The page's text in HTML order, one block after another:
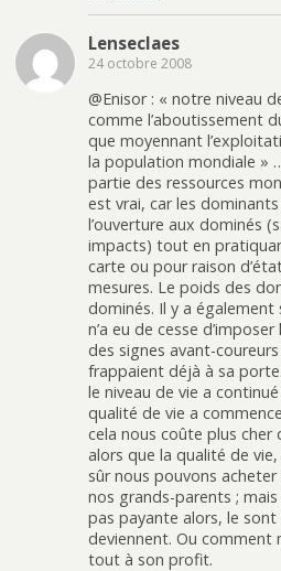
Lenseclaes
24 octobre 2008
@Enisor : « notre niveau
comme l’aboutissement
que moyennant
la population mondiale »
partie des ressources
est vrai, car les
l’ouverture aux dominés
impacts) tout en
carte ou pour raison
mesures. Le poids des
dominés. Il y a également
n’a eu de cesse
des signes avant-
frappaient déjà à sa
le niveau de vie a
qualité de vie a
cela nous coûte plus cher
alors que la qualité de
sûr nous pouvons
nos grands-parents ;
pas payante alors, le sont
deviennent. Ou comment
tout à son profit.